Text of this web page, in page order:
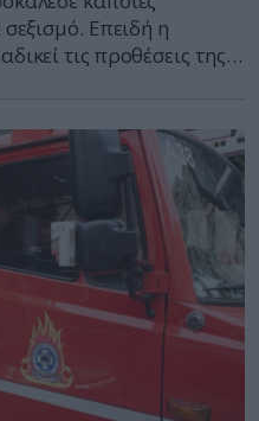
σεξισμό. Επειδή η
τις προθέσεις της
ο Νίκος
της Πολιτικής
βίντεο-μήνυμα με τον